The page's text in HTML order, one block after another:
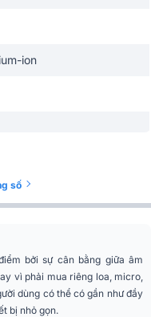
ion
- vặn cơ học
tiếng
Picnic, Camping, Du lịch,
số
bởi sự cân bằng giữa âm
vì phải mua riêng loa, micro,
dùng có thể có gần như đầy
bị nhỏ gọn.